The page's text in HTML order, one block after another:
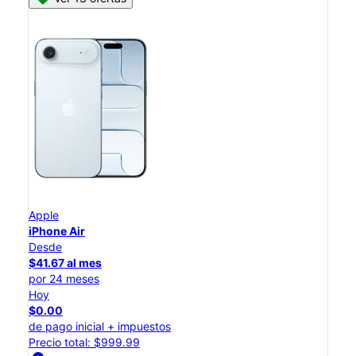
Apple
iPhone Air
Desde
$41.67 al mes
por 24 meses
Hoy
$0.00
de pago inicial + impuestos
Precio total: $999.99